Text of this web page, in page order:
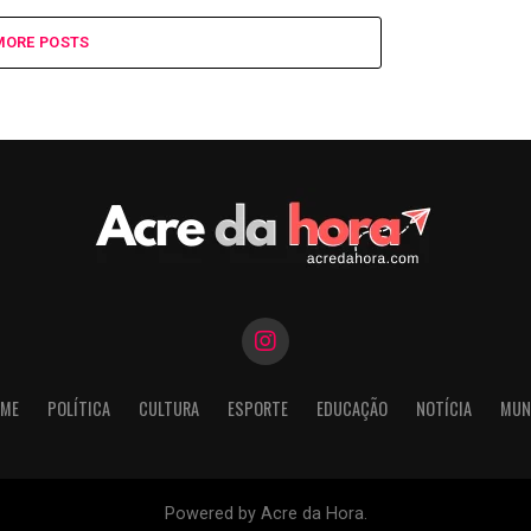
POSTS
POLÍTICA CULTURA ESPORTE EDUCAÇÃO NOTÍCIA
Powered by Acre da Hora.